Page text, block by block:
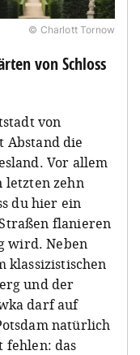
© Charlott Tornow
von Schloss
von
Abstand die
Vor allem
letzten zehn
du hier ein
flanieren
wird. Neben
klassizistischen
und der
darf auf
natürlich
fehlen: das